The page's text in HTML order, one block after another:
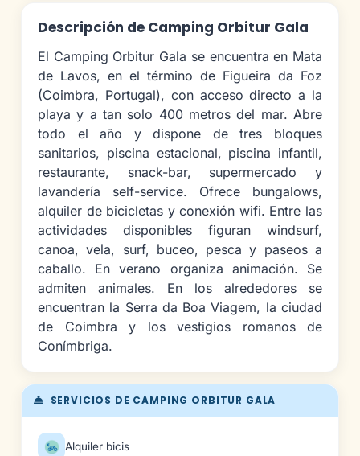
SERVICIOS DE CAMPING ORBITUR GALA
Alquiler bicis
Descripción de Camping Orbitur Gala
El Camping Orbitur Gala se encuentra en Mata
de Lavos, en el término de Figueira da Foz
(Coimbra, Portugal), con acceso directo a la
playa y a tan solo 400 metros del mar. Abre
todo el año y dispone de tres bloques
sanitarios, piscina estacional, piscina infantil,
restaurante, snack-bar, supermercado y
lavandería self-service. Ofrece bungalows,
alquiler de bicicletas y conexión wifi. Entre las
actividades disponibles figuran windsurf,
canoa, vela, surf, buceo, pesca y paseos a
caballo. En verano organiza animación. Se
admiten animales. En los alrededores se
encuentran la Serra da Boa Viagem, la ciudad
de Coimbra y los vestigios romanos de
Conímbriga.